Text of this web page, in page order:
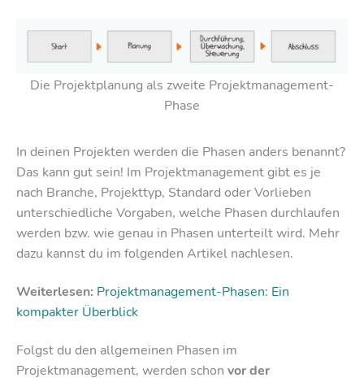
Die Projektplanung als zweite Projektmanagement-
Phase
In deinen Projekten werden die Phasen anders benannt?
Das kann gut sein! Im Projektmanagement gibt es je
nach Branche, Projekttyp, Standard oder Vorlieben
unterschiedliche Vorgaben, welche Phasen durchlaufen
werden bzw. wie genau in Phasen unterteilt wird. Mehr
dazu kannst du im folgenden Artikel nachlesen.
Weiterlesen: Projektmanagement-Phasen: Ein
kompakter Überblick
Folgst du den allgemeinen Phasen im
Projektmanagement, werden schon vor der